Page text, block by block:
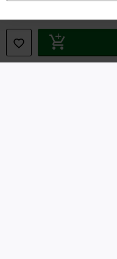
Dichiarazione di Conformità
Informazioni sull'accessibilità